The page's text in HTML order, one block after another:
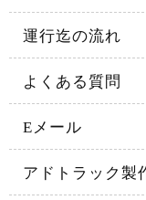
運行迄の流れ
よくある質問
Eメール
アドトラック製